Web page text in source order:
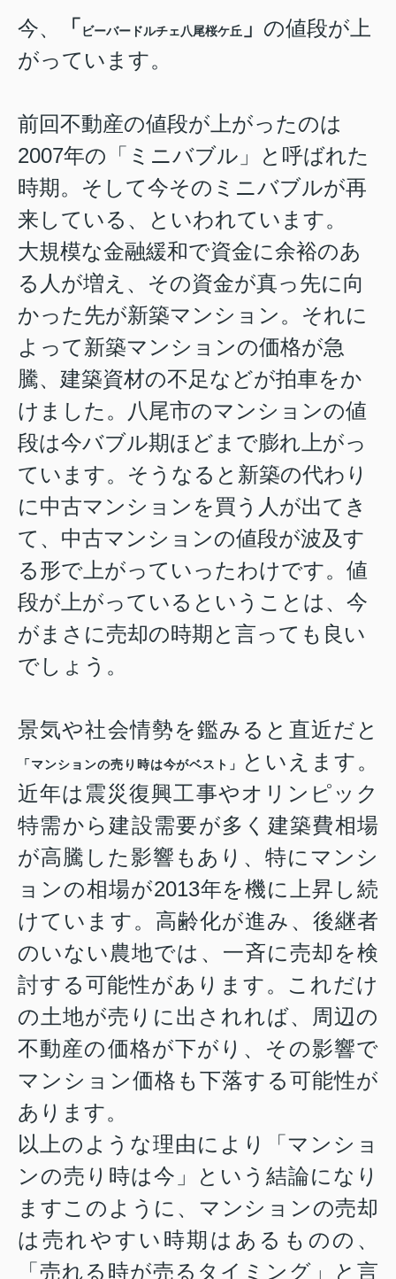
今、 「ビーバードルチェ八尾桜ケ丘 」 の値段が上
がっています。
前回不動産の値段が上がったのは
2007年の「ミニバブル」と呼ばれた
時期。そして今そのミニバブルが再
来している、といわれています。
大規模な金融緩和で資金に余裕のあ
る人が増え、その資金が真っ先に向
かった先が新築マンション。それに
よって新築マンションの価格が急
騰、建築資材の不足などが拍車をか
けました。八尾市のマンションの値
段は今バブル期ほどまで膨れ上がっ
ています。そうなると新築の代わり
に中古マンションを買う人が出てき
て、中古マンションの値段が波及す
る形で上がっていったわけです。値
段が上がっているということは、今
がまさに売却の時期と言っても良い
でしょう。
景気や社会情勢を鑑みると直近だと
「マンションの売り時は今がベスト」
といえます。
近年は震災復興工事やオリンピック
特需から建設需要が多く建築費相場
が高騰した影響もあり、特に マンシ
ョンの相場が2013年を機に上昇し続
けています。 高齢化が進み、後継者
のいない農地では、一斉に売却を検
討する可能性があります。これだけ
の土地が売りに出されれば、周辺の
不動産の価格が下がり、その影響で
マンション価格も下落する可能性が
あります。
以上のような理由により「マンショ
ンの売り時は今」という結論になり
ますこのように、マンションの売却
は売れやすい時期はあるものの、
「売れる時が売るタイミング」と言